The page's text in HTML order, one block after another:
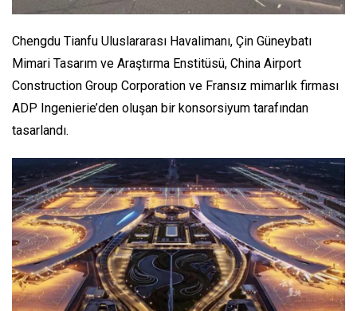
Chengdu Tianfu Uluslararası Havalimanı, Çin Güneybatı
Mimari Tasarım ve Araştırma Enstitüsü, China Airport
Construction Group Corporation ve Fransız mimarlık firması
ADP Ingenierie’den oluşan bir konsorsiyum tarafından
tasarlandı.